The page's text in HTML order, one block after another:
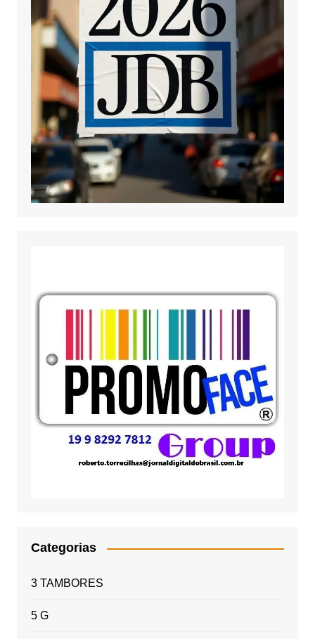
Categorias
3 TAMBORES
5 G